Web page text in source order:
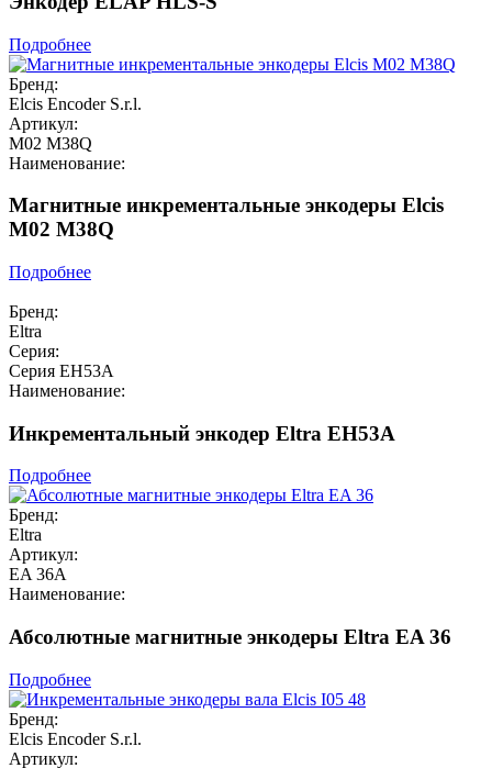
Подробнее
Бренд:
Elcis Encoder S.r.l.
Артикул:
M02 M38Q
Наименование:
Магнитные инкрементальные энкодеры Elcis
M02 M38Q
Подробнее
Бренд:
Eltra
Серия:
Серия EH53A
Наименование:
Инкрементальный энкодер Eltra EH53A
Подробнее
Бренд:
Eltra
Артикул:
EA 36A
Наименование:
Абсолютные магнитные энкодеры Eltra EA 36
Подробнее
Бренд:
Elcis Encoder S.r.l.
Артикул: